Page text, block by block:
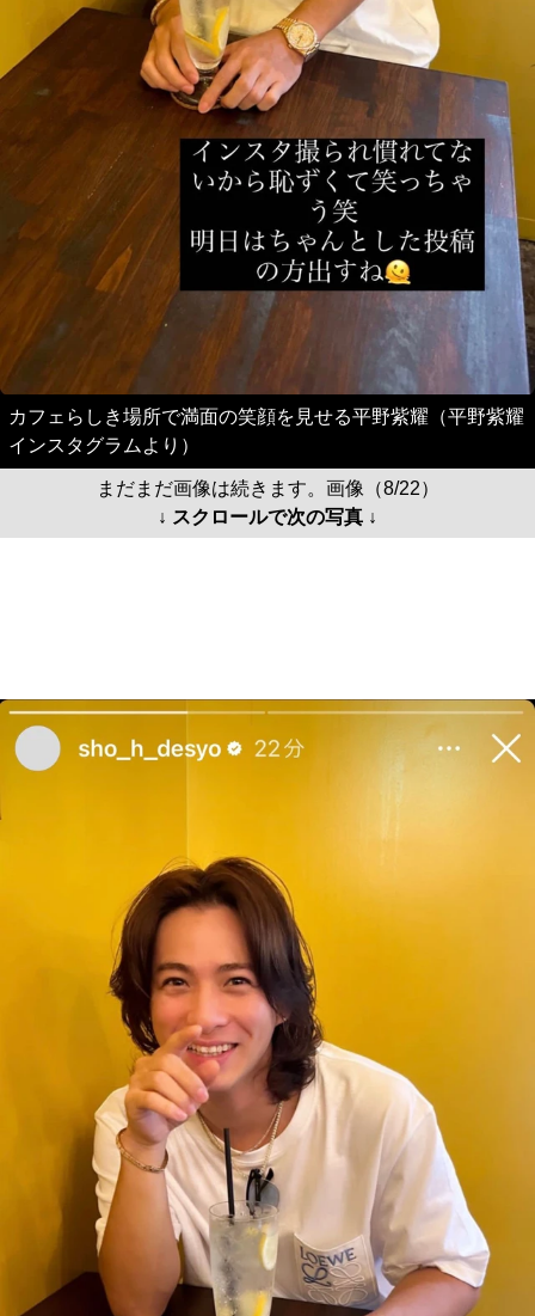
カフェらしき場所で満面の笑顔を見せる平野紫耀（平野紫耀
インスタグラムより）
まだまだ画像は続きます。画像（8/22）
↓ スクロールで次の写真 ↓